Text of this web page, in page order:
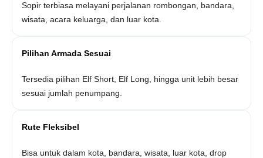
Sopir terbiasa melayani perjalanan rombongan, bandara,
wisata, acara keluarga, dan luar kota.
Pilihan Armada Sesuai
Tersedia pilihan Elf Short, Elf Long, hingga unit lebih besar
sesuai jumlah penumpang.
Rute Fleksibel
Bisa untuk dalam kota, bandara, wisata, luar kota, drop